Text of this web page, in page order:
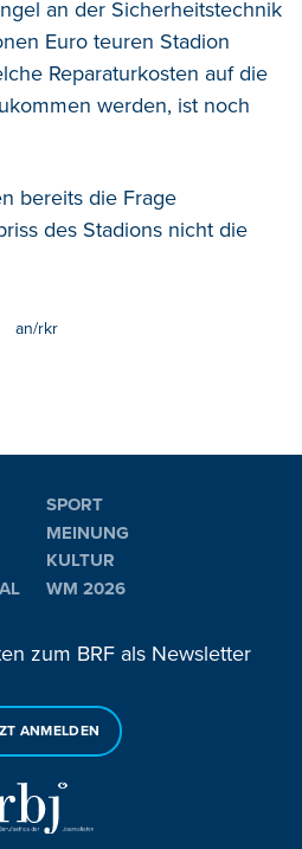
an der Sicherheitstechnik
Euro teuren Stadion
Reparaturkosten auf die
werden, ist noch
bereits die Frage
des Stadions nicht die
an/rkr
SPORT
MEINUNG
KULTUR
WM 2026
zum BRF als Newsletter
ANMELDEN